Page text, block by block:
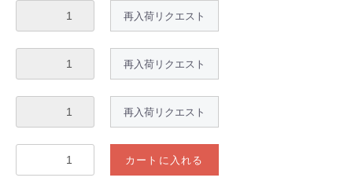
再入荷リクエスト
再入荷リクエスト
再入荷リクエスト
カートに入れる